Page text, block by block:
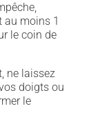
au moins 1
le coin de
ne laissez
doigts ou
le